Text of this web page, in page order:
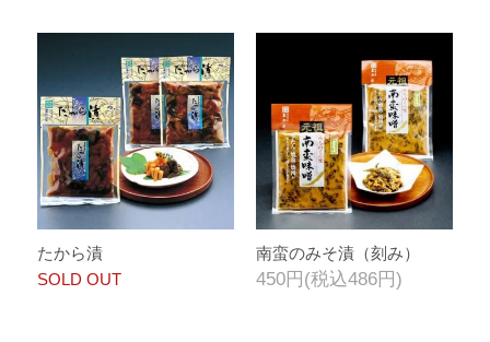
たから漬
SOLD OUT
南蛮のみそ漬（刻み）
450円(税込486円)